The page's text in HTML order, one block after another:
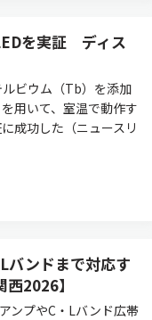
を実証 ディス
ビウム（Tb）を添加
用いて、室温で動作す
成功した（ニュースリ
バンドまで対応す
2026】
ンプやC・Lバンド広帯